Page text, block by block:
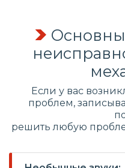
Если у вас
проблем,
решить любую